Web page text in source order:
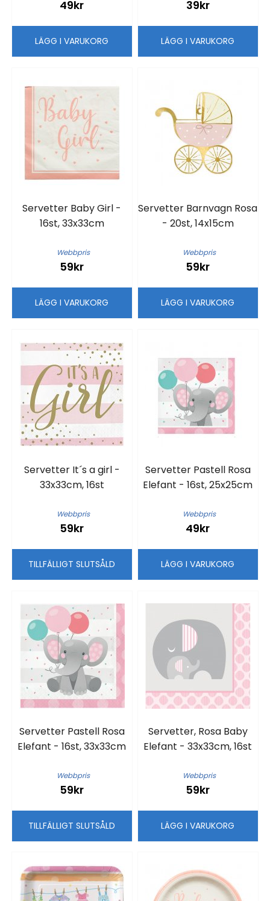
49kr
LÄGG I VARUKORG
39kr
LÄGG I VARUKORG
Servetter Baby Girl -
16st, 33x33cm
Webbpris
59kr
LÄGG I VARUKORG
Servetter Barnvagn Rosa
- 20st, 14x15cm
Webbpris
59kr
LÄGG I VARUKORG
Servetter It´s a girl -
33x33cm, 16st
Webbpris
59kr
TILLFÄLLIGT SLUTSÅLD
Servetter Pastell Rosa
Elefant - 16st, 25x25cm
Webbpris
49kr
LÄGG I VARUKORG
Servetter Pastell Rosa
Elefant - 16st, 33x33cm
Webbpris
59kr
TILLFÄLLIGT SLUTSÅLD
Servetter, Rosa Baby
Elefant - 33x33cm, 16st
Webbpris
59kr
LÄGG I VARUKORG